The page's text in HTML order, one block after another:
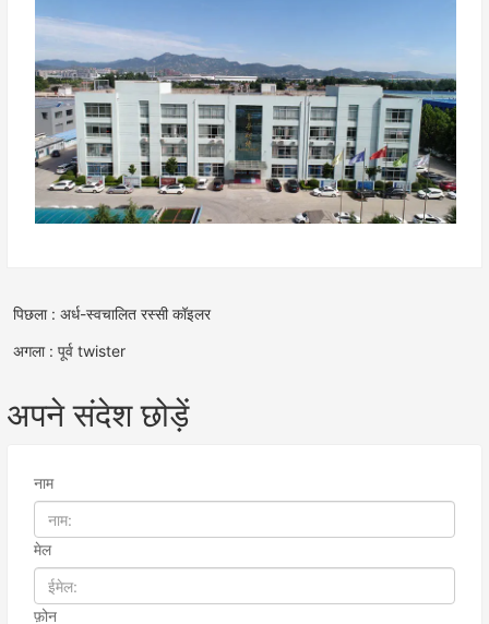
पिछला : अर्ध-स्वचालित रस्सी कॉइलर
अगला : पूर्व twister
अपने संदेश छोड़ें
नाम
मेल
फ़ोन